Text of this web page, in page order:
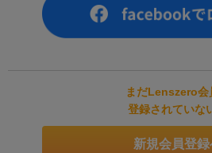
まだLenszero会
登録されていな